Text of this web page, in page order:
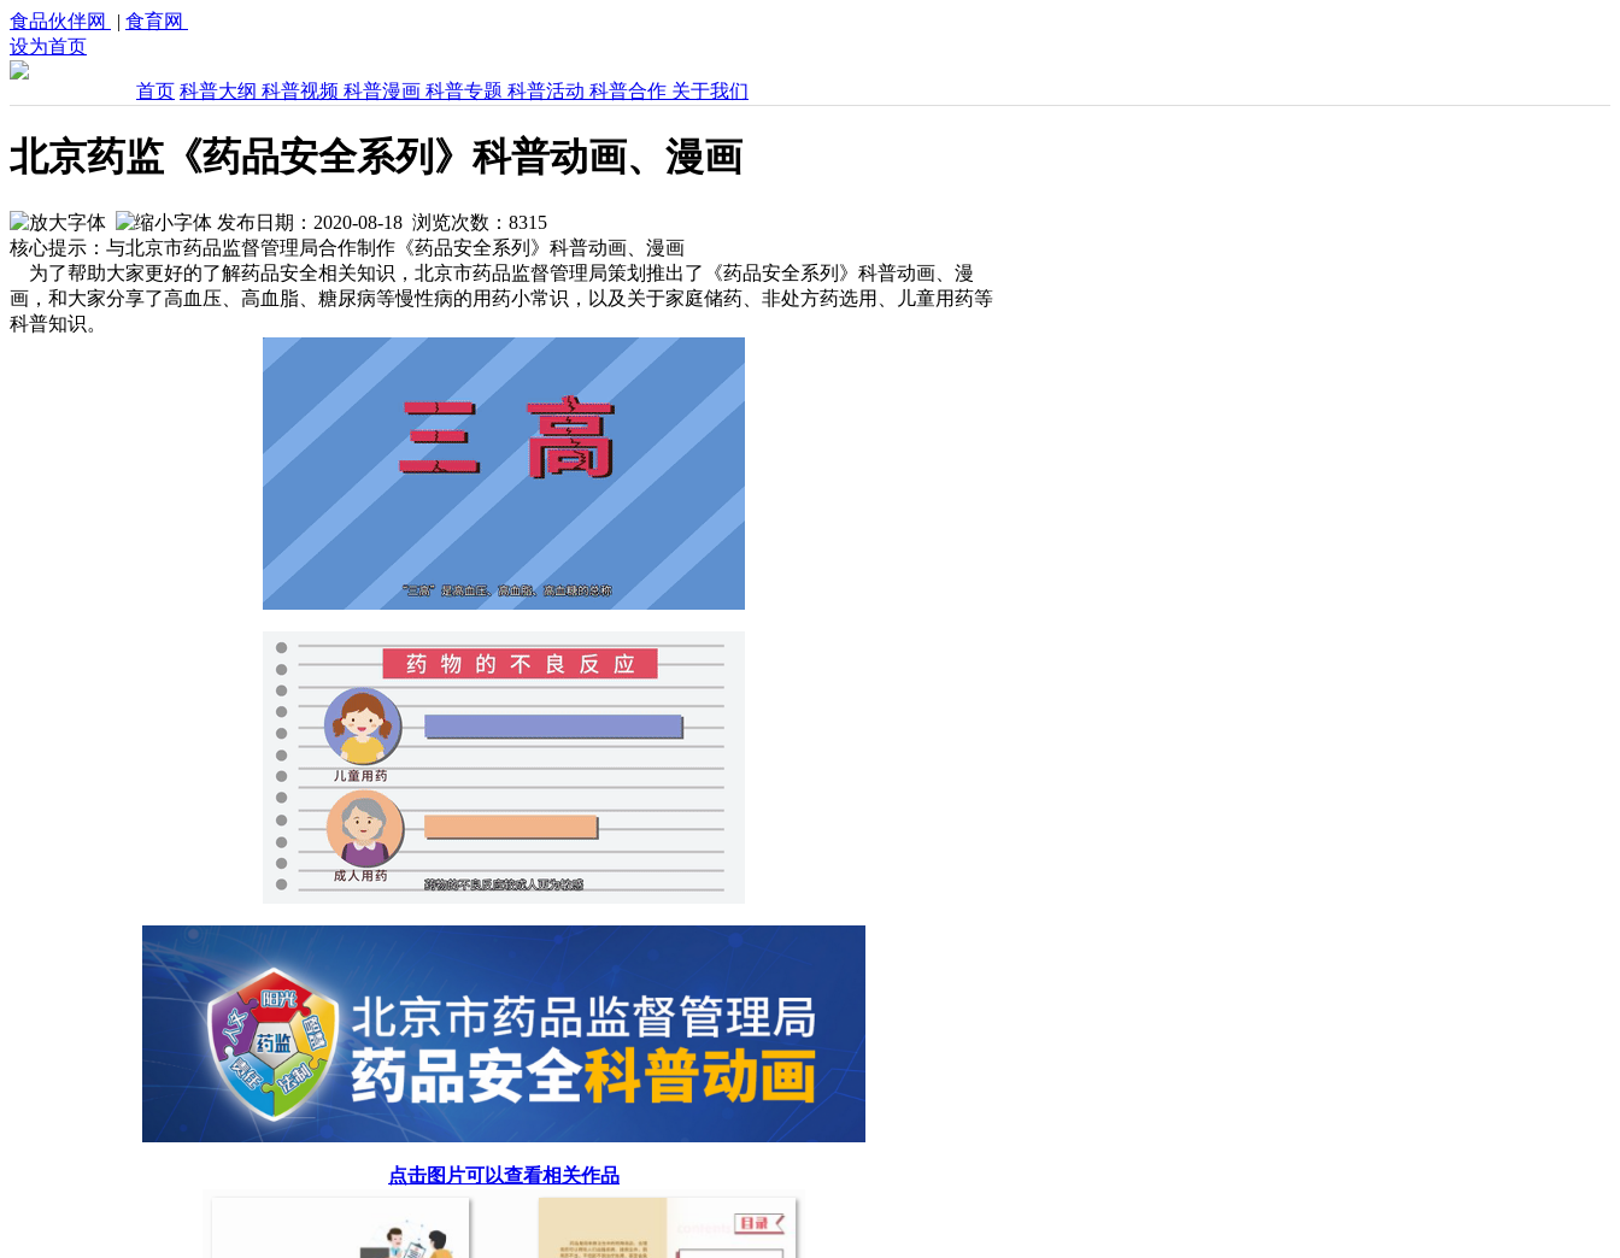
食品伙伴网 | 食育网
设为首页
首页 科普大纲 科普视频 科普漫画 科普专题 科普活动 科普合作 关于我们
北京药监《药品安全系列》科普动画、漫画
发布日期：2020-08-18 浏览次数： 8315
核心提示：与北京市药品监督管理局合作制作《药品安全系列》科普动画、漫画
为了帮助大家更好的了解药品安全相关知识，北京市药品监督管理局策划推出了《药品安全系列》科普动画、漫
画，和大家分享了高血压、高血脂、糖尿病等慢性病的用药小常识，以及关于家庭储药、非处方药选用、儿童用药等
科普知识。
点击图片可以查看相关作品